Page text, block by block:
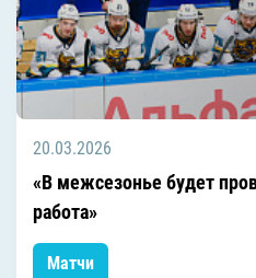
20.03.2026
«В межсезонье будет
работа»
Матчи